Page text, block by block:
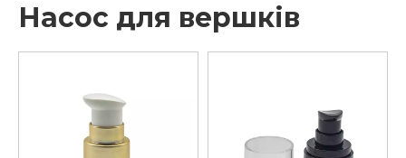
Насос для вершків